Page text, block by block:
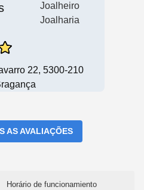
Joalheiro
Joalharia
22, 5300-210
AS AVALIAÇÕES
Horário de funcionamiento